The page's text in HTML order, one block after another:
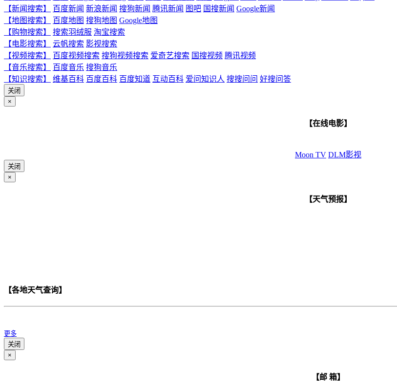
【新闻搜索】
百度新闻 新浪新闻 搜狗新闻 腾讯新闻 图吧 国搜新闻 Google新闻
【地图搜索】
百度地图 搜狗地图 Google地图
【购物搜索】
搜索羽绒服 淘宝搜索
【电影搜索】
云帆搜索 影视搜索
【视频搜索】
百度视频搜索 搜狗视频搜索 爱奇艺搜索 国搜视频 腾讯视频
【音乐搜索】
百度音乐 搜狗音乐
【知识搜索】
维基百科 百度百科 百度知道 互动百科 爱问知识人 搜搜问问 好搜问答
关闭
×
【在线电影】
Moon TV DLM影视
关闭
×
【天气预报】
【各地天气查询】
更多
关闭
×
【邮 箱】